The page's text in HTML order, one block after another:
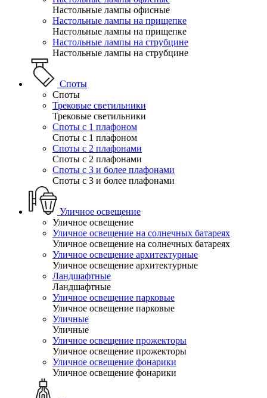
Настольные лампы офисные
Настольные лампы на прищепке
Настольные лампы на прищепке
Настольные лампы на струбцине
Настольные лампы на струбцине
Споты
Споты
Трековые светильники
Трековые светильники
Споты с 1 плафоном
Споты с 1 плафоном
Споты с 2 плафонами
Споты с 2 плафонами
Споты с 3 и более плафонами
Споты с 3 и более плафонами
Уличное освещение
Уличное освещение
Уличное освещение на солнечных батареях
Уличное освещение на солнечных батареях
Уличное освещение архитектурные
Уличное освещение архитектурные
Ландшафтные
Ландшафтные
Уличное освещение парковые
Уличное освещение парковые
Уличные
Уличные
Уличное освещение прожекторы
Уличное освещение прожекторы
Уличное освещение фонарики
Уличное освещение фонарики